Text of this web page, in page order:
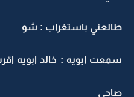
طالعني باستغراب : شو
سمعت ابويه : خالد ابويه
صاحي